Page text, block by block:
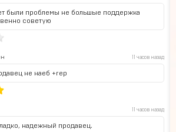
были проблемы не большые поддержка
советую
11 часов назад
не наеб +rep
11 часов назад
надежный продавец.